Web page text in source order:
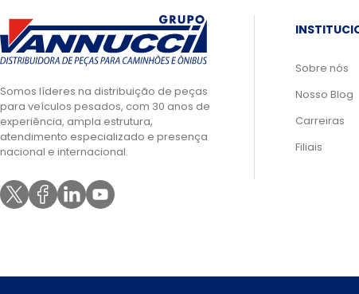
Somos líderes na distribuição de peças
para veículos pesados, com 30 anos de
experiência, ampla estrutura,
atendimento especializado e presença
nacional e internacional.
Sobre nós
Nosso Blog
Carreiras
Filiais